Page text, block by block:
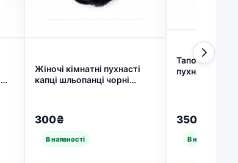
Жіночі кімнатні пухнасті
капці шльопанці чорні
300₴
Тапочки
пухнасті
350₴